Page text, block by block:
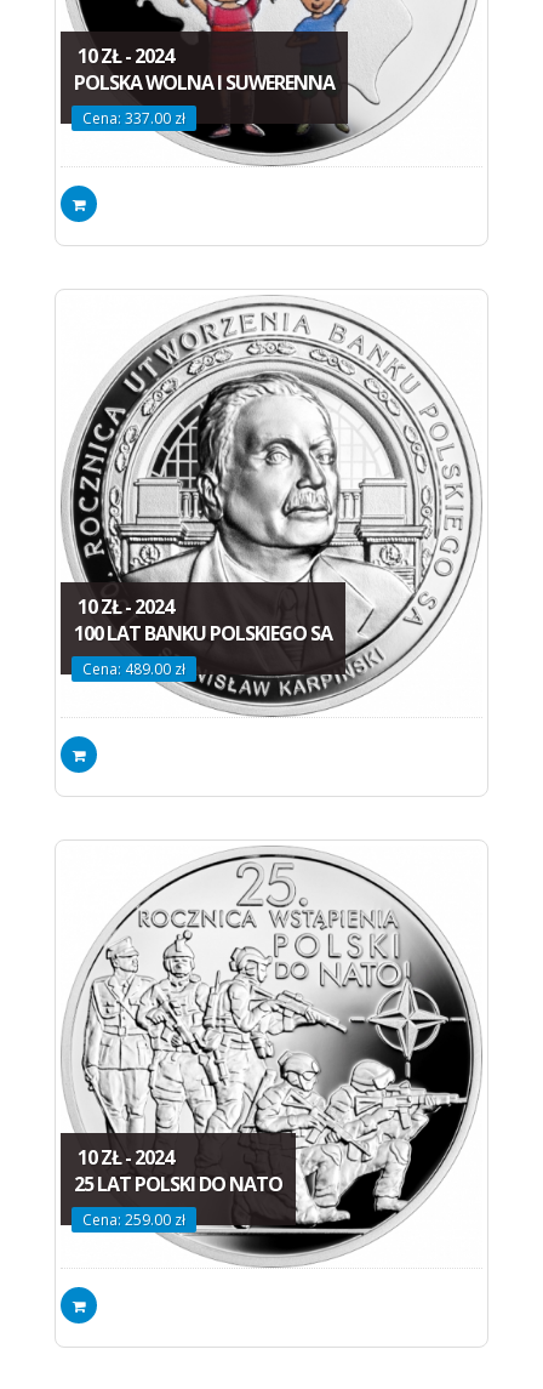
10 ZŁ - 2024
POLSKA WOLNA I SUWERENNA
Cena: 337.00 zł
10 ZŁ - 2024
100 LAT BANKU POLSKIEGO SA
Cena: 489.00 zł
10 ZŁ - 2024
25 LAT POLSKI DO NATO
Cena: 259.00 zł